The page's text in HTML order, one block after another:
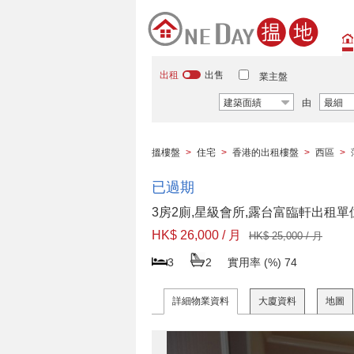
出租 出售 業主盤
建築面績 由 最細
搵樓盤 > 住宅 > 香港的出租樓盤 > 西區 >
已過期
3房2廁,星級會所,露台富臨軒出租單
HK$ 26,000 / 月
HK$ 25,000 / 月
3 2 實用率 (%) 74
詳細物業資料 大廈資料 地圖